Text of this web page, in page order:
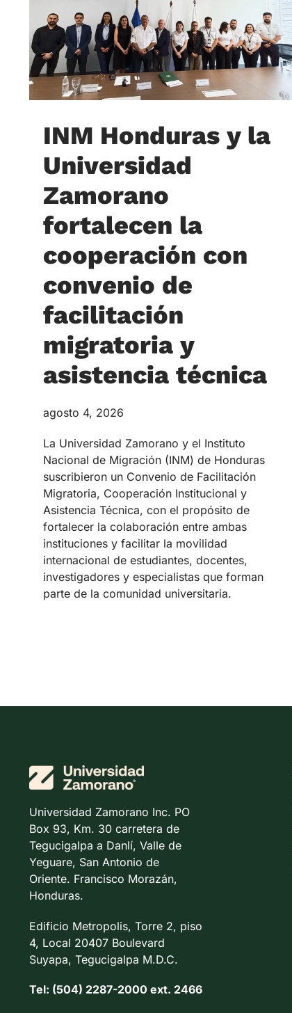
INM Honduras y la
Universidad
Zamorano
fortalecen la
cooperación con
convenio de
facilitación
migratoria y
asistencia técnica
agosto 4, 2026
La Universidad Zamorano y el Instituto
Nacional de Migración (INM) de Honduras
suscribieron un Convenio de Facilitación
Migratoria, Cooperación Institucional y
Asistencia Técnica, con el propósito de
fortalecer la colaboración entre ambas
instituciones y facilitar la movilidad
internacional de estudiantes, docentes,
investigadores y especialistas que forman
parte de la comunidad universitaria.
Universidad Zamorano Inc. PO
Box 93, Km. 30 carretera de
Tegucigalpa a Danlí, Valle de
Yeguare, San Antonio de
Oriente. Francisco Morazán,
Honduras.
Edificio Metropolis, Torre 2, piso
4, Local 20407 Boulevard
Suyapa, Tegucigalpa M.D.C.
Tel: (504) 2287-2000 ext. 2466